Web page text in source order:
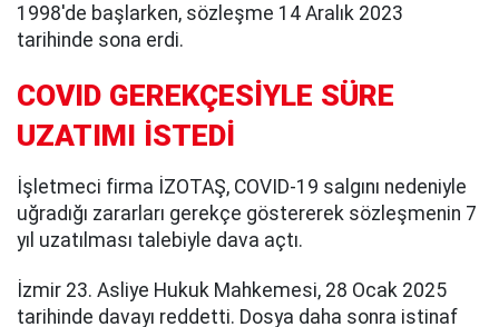
1998'de başlarken, sözleşme 14 Aralık 2023
tarihinde sona erdi.
COVID GEREKÇESİYLE SÜRE
UZATIMI İSTEDİ
İşletmeci firma İZOTAŞ, COVID-19 salgını nedeniyle
uğradığı zararları gerekçe göstererek sözleşmenin 7
yıl uzatılması talebiyle dava açtı.
İzmir 23. Asliye Hukuk Mahkemesi, 28 Ocak 2025
tarihinde davayı reddetti. Dosya daha sonra istinaf